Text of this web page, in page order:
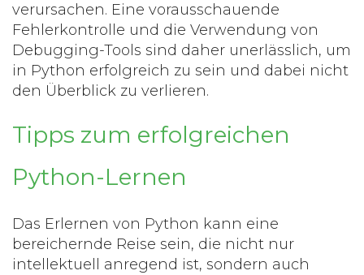
verursachen. Eine vorausschauende
Fehlerkontrolle und die Verwendung von
Debugging-Tools sind daher unerlässlich, um
in Python erfolgreich zu sein und dabei nicht
den Überblick zu verlieren.
Tipps zum erfolgreichen
Python-Lernen
Das Erlernen von Python kann eine
bereichernde Reise sein, die nicht nur
intellektuell anregend ist, sondern auch